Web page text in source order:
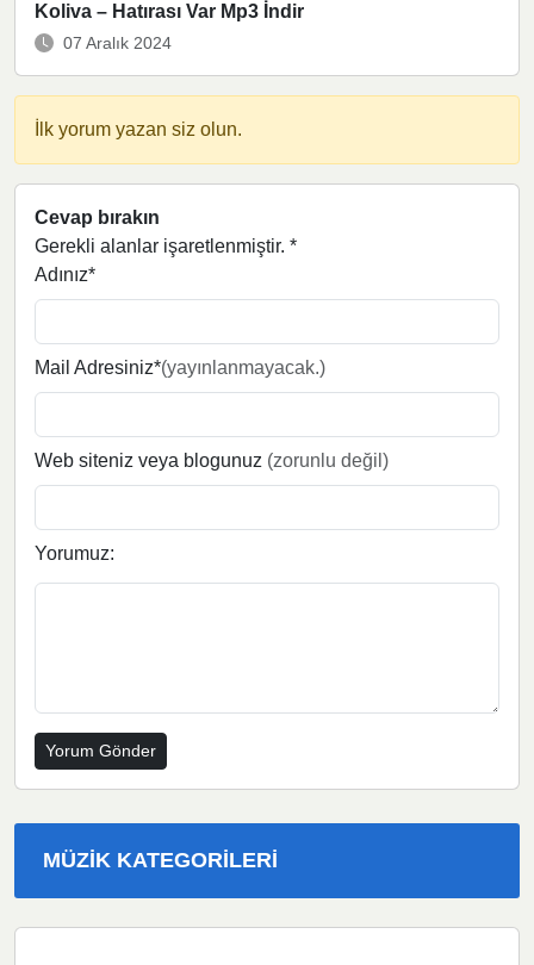
Koliva – Hatırası Var Mp3 İndir
07 Aralık 2024
İlk yorum yazan siz olun.
Cevap bırakın
Gerekli alanlar işaretlenmiştir. *
Adınız*
Mail Adresiniz*(yayınlanmayacak.)
Web siteniz veya blogunuz (zorunlu değil)
Yorumuz:
MÜZIK KATEGORILERI